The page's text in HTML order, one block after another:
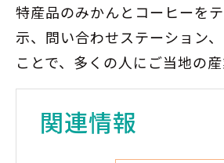
特産品のみかんとコーヒーを
示、問い合わせステーション
ことで、多くの人にご当地の
関連情報